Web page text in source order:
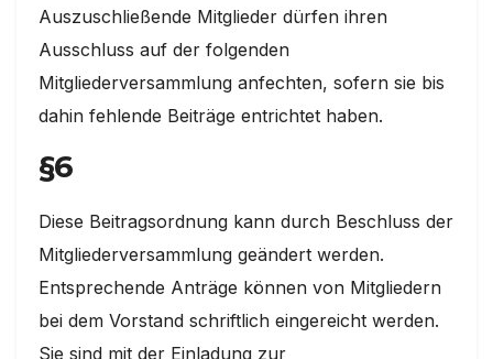
Auszuschließende Mitglieder dürfen ihren
Ausschluss auf der folgenden
Mitgliederversammlung anfechten, sofern sie bis
dahin fehlende Beiträge entrichtet haben.
§6
Diese Beitragsordnung kann durch Beschluss der
Mitgliederversammlung geändert werden.
Entsprechende Anträge können von Mitgliedern
bei dem Vorstand schriftlich eingereicht werden.
Sie sind mit der Einladung zur